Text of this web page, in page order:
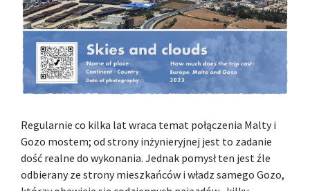
Regularnie co kilka lat wraca temat połączenia Malty i
Gozo mostem; od strony inżynieryjnej jest to zadanie
dość realne do wykonania. Jednak pomysł ten jest źle
odbierany ze strony mieszkańców i władz samego Gozo,